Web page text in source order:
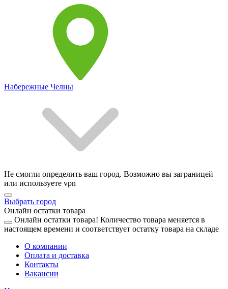
Набережные Челны
Не смогли определить ваш город. Возможно вы заграницей
или используете vpn
Выбрать город
Онлайн остатки товара
Онлайн остатки товара! Количество товара меняется в
настоящем времени и соответствует остатку товара на складе
О компании
Оплата и доставка
Контакты
Вакансии